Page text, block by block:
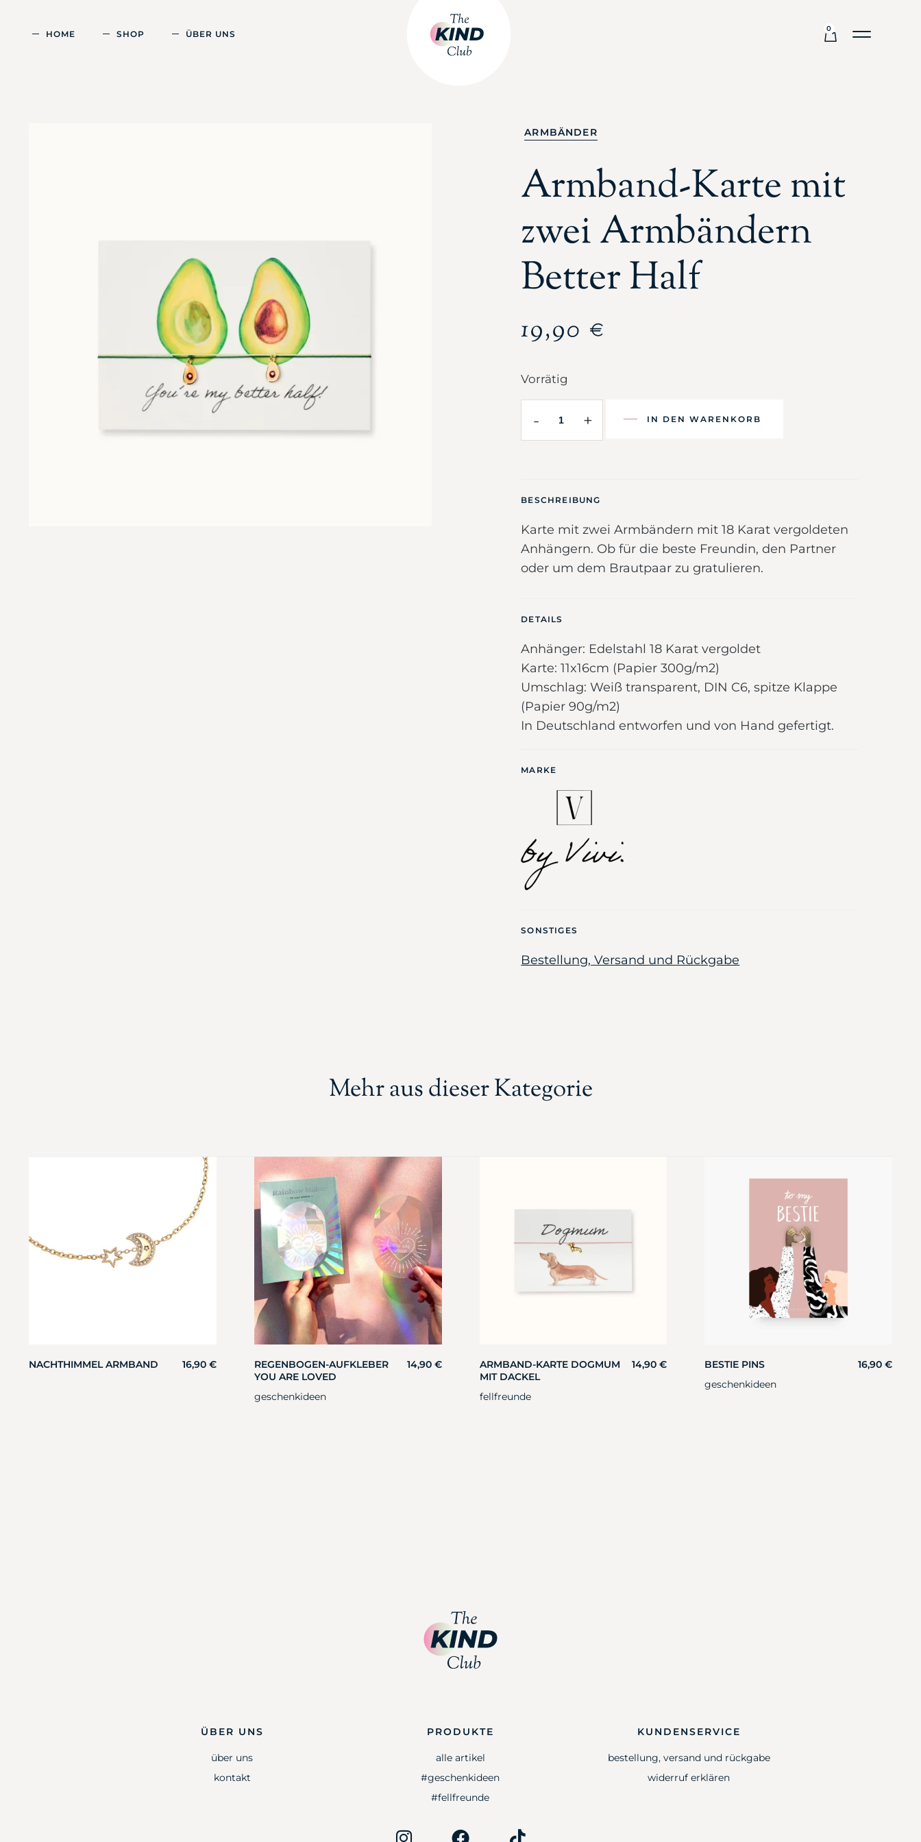
HOME SHOP ÜBER UNS 0
ARMBÄNDER
Armband-Karte mit
zwei Armbändern
Better Half
19,90 €
Vorrätig
- + IN DEN WARENKORB
BESCHREIBUNG
Karte mit zwei Armbändern mit 18 Karat vergoldeten
Anhängern. Ob für die beste Freundin, den Partner
oder um dem Brautpaar zu gratulieren.
DETAILS
Anhänger: Edelstahl 18 Karat vergoldet
Karte: 11x16cm (Papier 300g/m2)
Umschlag: Weiß transparent, DIN C6, spitze Klappe
(Papier 90g/m2)
In Deutschland entworfen und von Hand gefertigt.
MARKE
SONSTIGES
Bestellung, Versand und Rückgabe
Mehr aus dieser Kategorie
NACHTHIMMEL ARMBAND 16,90 €
REGENBOGEN-AUFKLEBER
YOU ARE LOVED
14,90 €
geschenkideen
ARMBAND-KARTE DOGMUM
MIT DACKEL
14,90€
fellfreunde
BESTIE PINS 16,90 €
geschenkideen
ÜBER UNS
über uns
kontakt
PRODUKTE
alle artikel
#geschenkideen
#fellfreunde
KUNDENSERVICE
bestellung, versand und rückgabe
widerruf erklären